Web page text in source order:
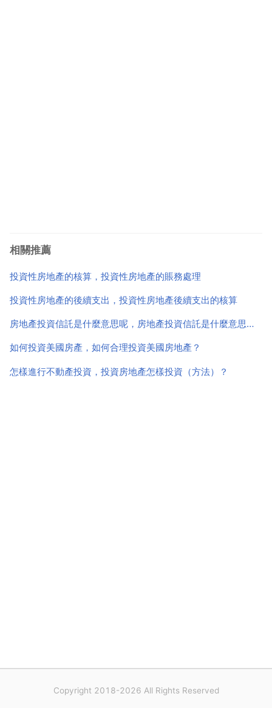
相關推薦
投資性房地產的核算，投資性房地產的賬務處理
投資性房地產的後續支出，投資性房地產後續支出的核算
房地產投資信託是什麼意思呢，房地產投資信託是什麼意思啊？
如何投資美國房產，如何合理投資美國房地產？
怎樣進行不動產投資，投資房地產怎樣投資（方法）？
Copyright 2018-2026 All Rights Reserved